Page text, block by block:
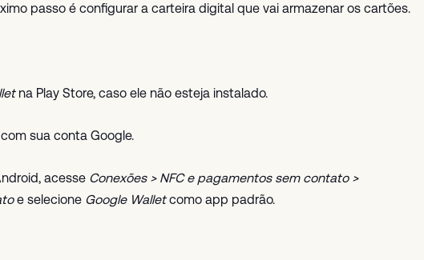
passo é configurar a carteira digital que vai armazenar os cartões.
na Play Store, caso ele não esteja instalado.
sua conta Google.
acesse Conexões > NFC e pagamentos sem contato >
e selecione Google Walletcomo app padrão.